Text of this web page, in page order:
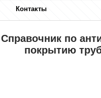
Контакты
Справочник по
покрытию